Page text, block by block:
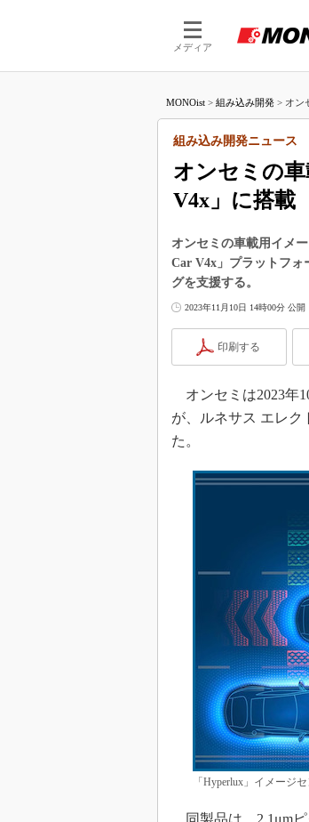
メディア
MONOist > 組み込み開発 > オン
オンセミの
V4x」に搭載
組み込み開発ニュース
オンセミの車載用イメ
Car V4x」プラットフォ
グを支援する。
2023年11月10日 14時00分 公開
印刷する
オンセミは2023年
が、ルネサス エレク
た。
「Hyperlux」イメージ
同製品は、2.1μmピ